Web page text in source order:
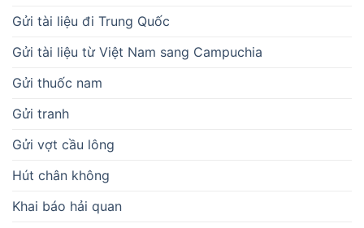
Gửi tài liệu đi Trung Quốc
Gửi tài liệu từ Việt Nam sang Campuchia
Gửi thuốc nam
Gửi tranh
Gửi vợt cầu lông
Hút chân không
Khai báo hải quan